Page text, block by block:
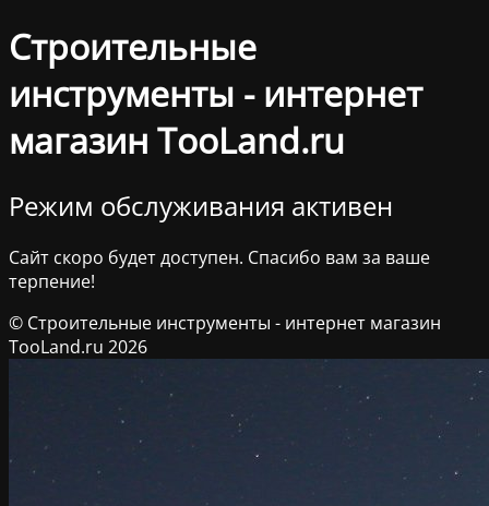
Строительные
инструменты - интернет
магазин TooLand.ru
Режим обслуживания активен
Сайт скоро будет доступен. Спасибо вам за ваше
терпение!
© Строительные инструменты - интернет магазин
TooLand.ru 2026